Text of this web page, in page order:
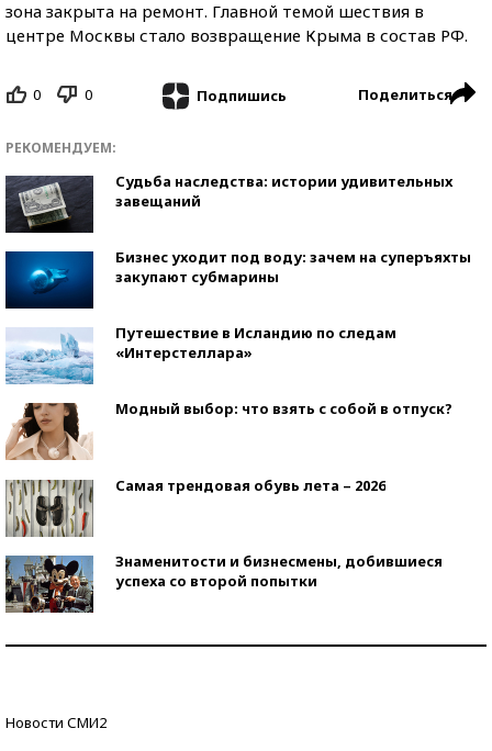
зона закрыта на ремонт. Главной темой шествия в
центре Москвы стало возвращение Крыма в состав РФ.
0 0 Подпишись Поделиться
РЕКОМЕНДУЕМ:
Судьба наследства: истории удивительных
завещаний
Бизнес уходит под воду: зачем на суперъяхты
закупают субмарины
Путешествие в Исландию по следам
«Интерстеллара»
Модный выбор: что взять с собой в отпуск?
Самая трендовая обувь лета – 2026
Знаменитости и бизнесмены, добившиеся
успеха со второй попытки
Новости СМИ2